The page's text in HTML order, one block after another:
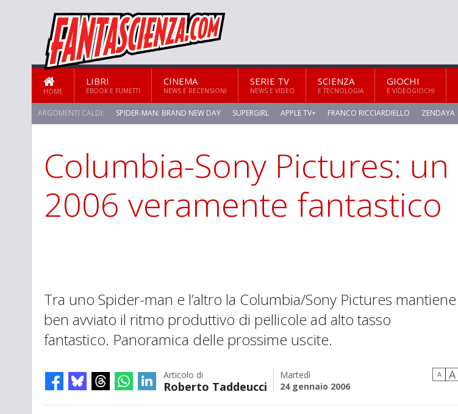
HOME
LIBRI
EBOOK E FUMETTI
CINEMA
NEWS E RECENSIONI
SERIE TV
NEWS E VIDEO
SCIENZA
E TECNOLOGIA
GIOCHI
E VIDEOGIOCHI
ARGOMENTI CALDI: SPIDER-MAN: BRAND NEW DAY SUPERGIRL APPLE TV+ FRANCO RICCIARDIELLO ZENDAYA
STAR TREK: STRANGE NEW WORLDS
Columbia-Sony Pictures: un
2006 veramente fantastico
Tra uno Spider-man e l’altro la Columbia/Sony Pictures mantiene
ben avviato il ritmo produttivo di pellicole ad alto tasso
fantastico. Panoramica delle prossime uscite.
Articolo di
Roberto Taddeucci
Martedì
24 gennaio 2006
A A